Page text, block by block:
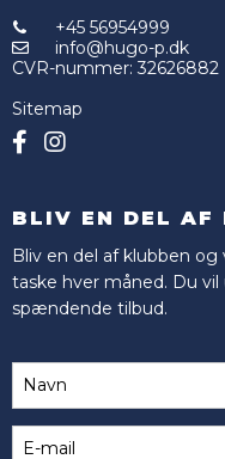
+45 56954999
info@hugo-p.dk
CVR-nummer: 32626882
Sitemap
BLIV EN DEL AF
Bliv en del af klubben
taske hver måned. Du
spændende tilbud.